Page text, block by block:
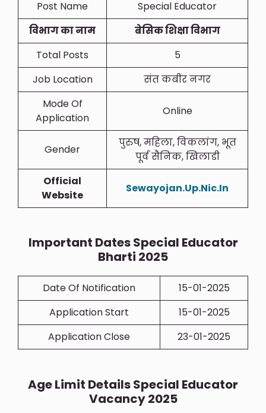
Post Name
Special Educator
विभाग का नाम
बेसिक शिक्षा विभाग
Total Posts
5
Job Location
संत कबीर नगर
Mode Of
Application
Online
Gender
पुरुष, महिला, विकलांग, भूत
पूर्व सैनिक, खिलाडी
Official
Website
Sewayojan.Up.Nic.In
Important DatesSpecial Educator
Bharti 2025
Date Of Notification
15-01-2025
Application Start
15-01-2025
Application Close
23-01-2025
Age Limit DetailsSpecial Educator
Vacancy 2025